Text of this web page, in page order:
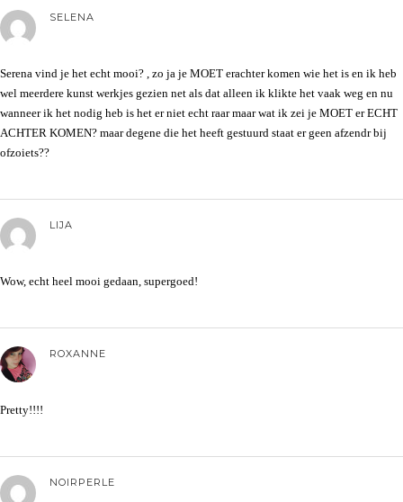
SELENA
Serena vind je het echt mooi? , zo ja je MOET erachter komen wie het is en ik heb
wel meerdere kunst werkjes gezien net als dat alleen ik klikte het vaak weg en nu
wanneer ik het nodig heb is het er niet echt raar maar wat ik zei je MOET er ECHT
ACHTER KOMEN? maar degene die het heeft gestuurd staat er geen afzendr bij
ofzoiets??
LIJA
Wow, echt heel mooi gedaan, supergoed!
ROXANNE
Pretty!!!!
NOIRPERLE